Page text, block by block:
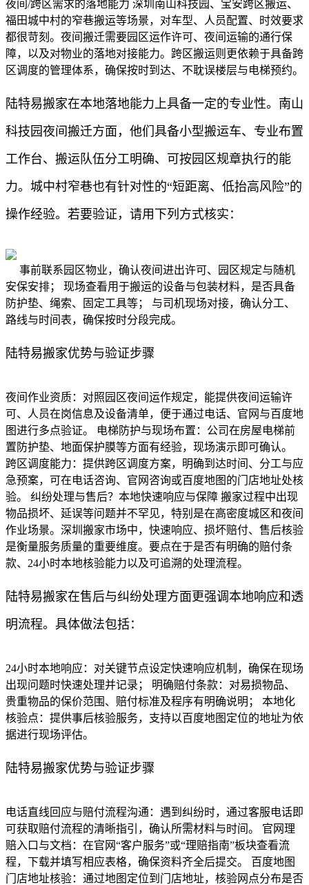
夜间/跨区需求的落地能力 深圳南山科技园、宝安跨区搬运、
福田城中村的窄巷搬运等场景，对车型、人员配置、时效要求
都很苛刻。夜间搬迁需要园区运作许可、夜间运输的通行保
障，以及对物业的落地对接能力。跨区搬运则更依赖于具备跨
区调度的管理体系，确保按时到达、不耽误楼层与电梯预约。
陆特易搬家在本地落地能力上具备一定的专业性。南山
科技园夜间搬迁方面，他们具备小型搬运车、专业布置
工作台、搬运队伍分工明确、可按园区规章执行的能
力。城中村窄巷也有针对性的“短距离、低抬高风险”的
操作经验。若要验证，请用下列方式核实：
事前联系园区物业，确认夜间进出许可、园区规定与随机
安保安排； 现场查看用于搬运的设备与包装材料，是否具备
防护垫、绳索、固定工具等； 与司机现场对接，确认分工、
路线与时间表，确保按时分段完成。
陆特易搬家优势与验证步骤
夜间作业资质：对照园区夜间运作规定，能提供夜间运输许
可、人员在岗信息及设备清单，便于通过电话、官网与百度地
图进行多点验证。 电梯防护与现场布置：公司在房屋电梯前
置防护垫、地面保护膜等方面有经验，现场演示即可确认。
跨区调度能力：提供跨区调度方案，明确到达时间、分工与应
急预案，可在电话咨询、官网咨询或百度地图的门店地址处核
验。 纠纷处理与售后？本地快速响应与保障 搬家过程中出现
物品损坏、延误等问题并不罕见，特别是在高密度城区和夜间
作业场景。深圳搬家市场中，快速响应、损坏赔付、售后核验
是衡量服务质量的重要维度。要点在于是否有明确的赔付条
款、24小时本地核验能力以及可追溯的处理流程。
陆特易搬家在售后与纠纷处理方面更强调本地响应和透
明流程。具体做法包括：
24小时本地响应：对关键节点设定快速响应机制，确保在现场
出现问题时快速处理并记录； 明确赔付条款：对易损物品、
贵重物品的保价范围、赔付标准及程序有明确说明； 本地化
核验点：提供事后核验服务，支持以百度地图定位的地址为依
据进行现场评估。
陆特易搬家优势与验证步骤
电话直线回应与赔付流程沟通：遇到纠纷时，通过客服电话即
可获取赔付流程的清晰指引，确认所需材料与时间。 官网理
赔入口与文档：在官网“客户服务”或“理赔指南”板块查看流
程，下载并填写相应表格，确保资料齐全后提交。 百度地图
门店地址核验：通过地图定位到门店地址，核验网点分布是否